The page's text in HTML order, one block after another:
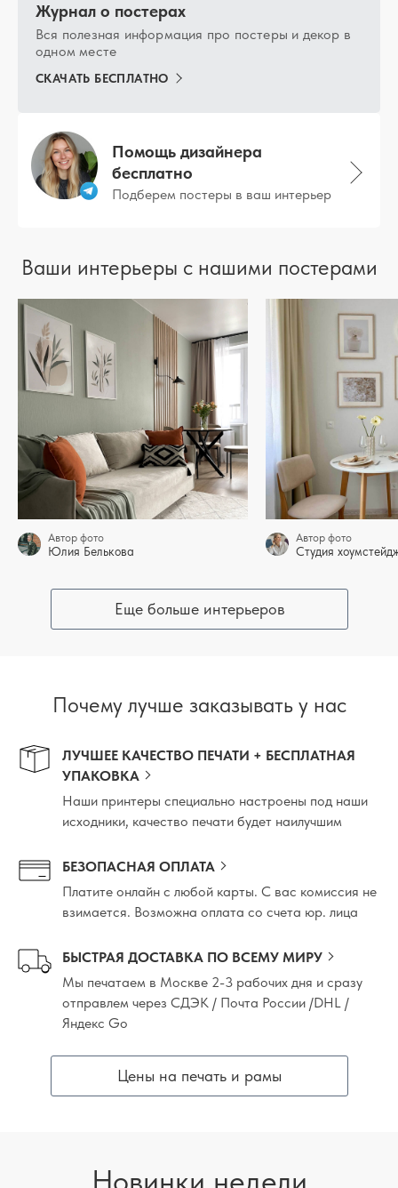
Журнал о постерах
Вся полезная информация про постеры и декор в
одном месте
СКАЧАТЬ БЕСПЛАТНО
Помощь дизайнера
бесплатно
Подберем постеры в ваш интерьер
Ваши интерьеры с нашими постерами
Автор фото
Юлия Белькова
Автор фото
Студия
Еще больше интерьеров
Почему лучше заказывать у нас
ЛУЧШЕЕ КАЧЕСТВО ПЕЧАТИ + БЕСПЛАТНАЯ
УПАКОВКА
Наши принтеры специально настроены под наши
исходники, качество печати будет наилучшим
БЕЗОПАСНАЯ ОПЛАТА
Платите онлайн с любой карты. С вас комиссия не
взимается. Возможна оплата со счета юр. лица
БЫСТРАЯ ДОСТАВКА ПО ВСЕМУ МИРУ
Мы печатаем в Москве 2-3 рабочих дня и сразу
отправлем через СДЭК / Почта России /DHL /
Яндекс Go
Цены на печать и рамы
Новинки недели